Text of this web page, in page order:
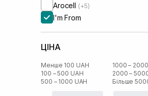
Arocell (+5)
I'm From
ЦІНА
Менше 100 UAH
100 – 500 UAH
500 – 1000 UAH
1000 –
2000 –
Більше